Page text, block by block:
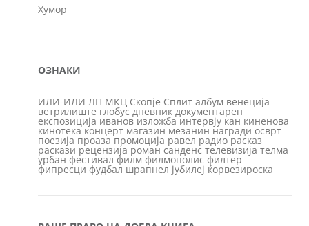
Хумор
ОЗНАКИ
ИЛИ-ИЛИ ЛП МКЦ Скопје Сплит албум венеција
ветрилиште глобус дневник документарен
експозиција иванов изложба интервју кан киненова
кинотека концерт магазин мезанин награди осврт
поезија проаза промоција равел радио расказ
раскази рецензија роман санденс телевизија телма
урбан фестивал филм филмополис филтер
фипресци фудбал шрапнел јубилеј ќорвезироска